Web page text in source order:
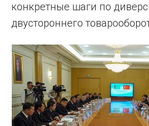
конкретные шаги по
двустороннего